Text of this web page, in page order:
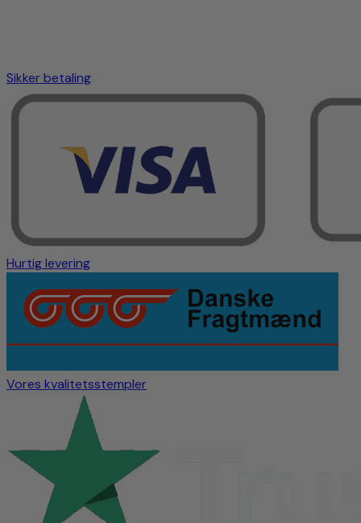
Sikker betaling
Hurtig levering
Vores kvalitetsstempler